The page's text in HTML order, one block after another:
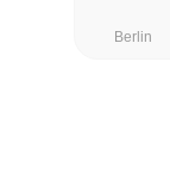
Berlin